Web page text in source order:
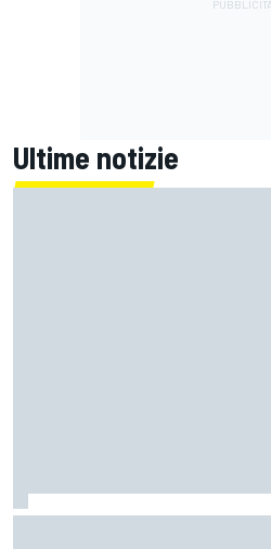
Ultime notizie